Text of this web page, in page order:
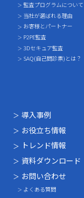
監査プログラムについて
当社が選ばれる理由
お客様とパートナー
P2PE監査
3Dセキュア監査
SAQ(自己問診票)とは？
導入事例
お役立ち情報
トレンド情報
資料ダウンロード
お問い合わせ
よくある質問